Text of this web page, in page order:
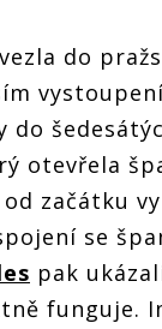
do
otevřela
od začátku
se
pak
funguje.